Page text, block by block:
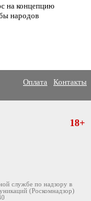
на концепцию
народов
Оплата Контакты
18+
службе по надзору в
(Роскомнадзор)